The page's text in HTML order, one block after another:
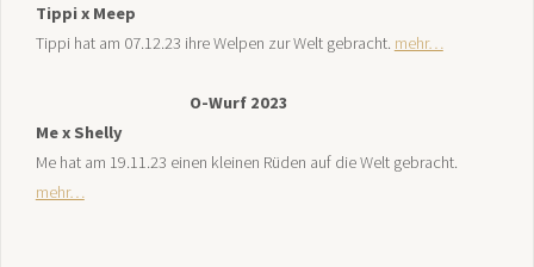
Tippi x Meep
Tippi hat am 07.12.23 ihre Welpen zur Welt gebracht. mehr…
O-Wurf 2023
Me x Shelly
Me hat am 19.11.23 einen kleinen Rüden auf die Welt gebracht.
mehr…